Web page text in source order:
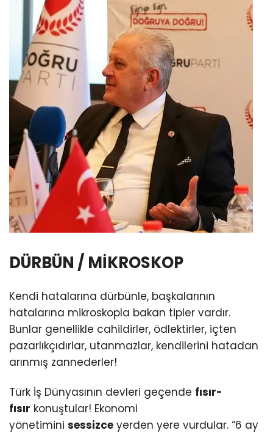
DÜRBÜN / MİKROSKOP
Kendi hatalarına dürbünle, başkalarının
hatalarına mikroskopla bakan tipler vardır.
Bunlar genellikle cahildirler, ödlektirler, içten
pazarlıkçıdırlar, utanmazlar, kendilerini hatadan
arınmış zannederler!
Türk İş Dünyasının devleri geçende fısır-
fısır konuştular! Ekonomi
yönetimini sessizce yerden yere vurdular. “6 ay